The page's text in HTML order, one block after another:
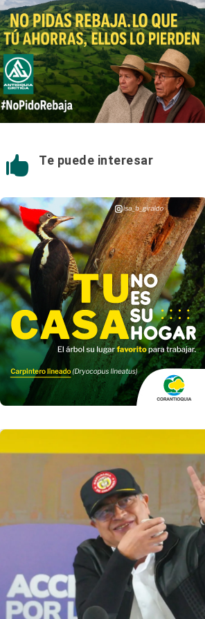
 Te puede interesar